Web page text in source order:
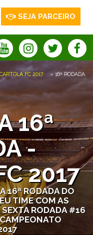
SEJA PARCEIRO
FC 2017 » 16ª RODADA
16ª
-
2017
16ª RODADA DO
TIME COM AS
RODADA #16